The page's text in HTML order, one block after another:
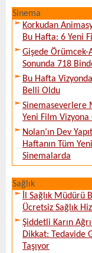
Sinema
Korkudan
Bu Hafta: 6 Yeni
Gişede Örümcek-
Sonunda 718
Bu Hafta
Belli Oldu
Sinemaseverlere
Yeni Film
Nolan’ın Dev
Haftanın Tüm
Sinemalarda
Sağlık
İl Sağlık Müdürü
Ücretsiz Sağlık
Şiddetli Karın
Dikkat: Tedavide
Taşıyor